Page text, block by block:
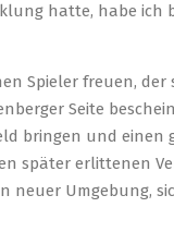
hatte, habe ich
Spieler freuen,
Seite
bringen und einen
später erlittenen
neuer Umgebung,